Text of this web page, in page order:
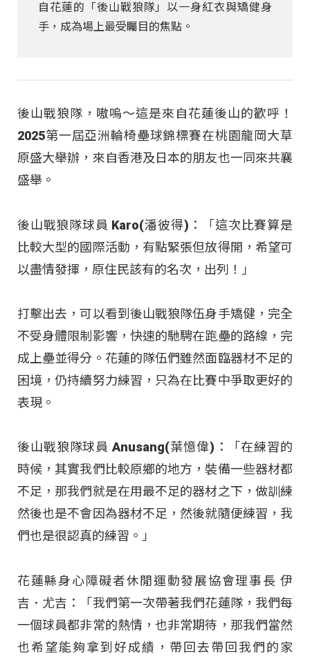
自花蓮的「後山戰狼隊」以一身紅衣與矯健身
手，成為場上最受矚目的焦點。
後山戰狼隊，嗷嗚～這是來自花蓮後山的歡呼！
2025第一屆亞洲輪椅壘球錦標賽在桃園龍岡大草
原盛大舉辦，來自香港及日本的朋友也一同來共襄
盛舉。
後山戰狼隊球員 Karo(潘彼得)：「這次比賽算是
比較大型的國際活動，有點緊張但放得開，希望可
以盡情發揮，原住民該有的名次，出列！」
打擊出去，可以看到後山戰狼隊伍身手矯健，完全
不受身體限制影響，快速的馳騁在跑壘的路線，完
成上壘並得分。花蓮的隊伍們雖然面臨器材不足的
困境，仍持續努力練習，只為在比賽中爭取更好的
表現。
後山戰狼隊球員 Anusang(葉憶偉)：「在練習的
時候，其實我們比較原鄉的地方，裝備一些器材都
不足，那我們就是在用最不足的器材之下，做訓練
然後也是不會因為器材不足，然後就隨便練習，我
們也是很認真的練習。」
花蓮縣身心障礙者休閒運動發展協會理事長 伊
吉．尤吉：「我們第一次帶著我們花蓮隊，我們每
一個球員都非常的熱情，也非常期待，那我們當然
也希望能夠拿到好成績，帶回去帶回我們的家